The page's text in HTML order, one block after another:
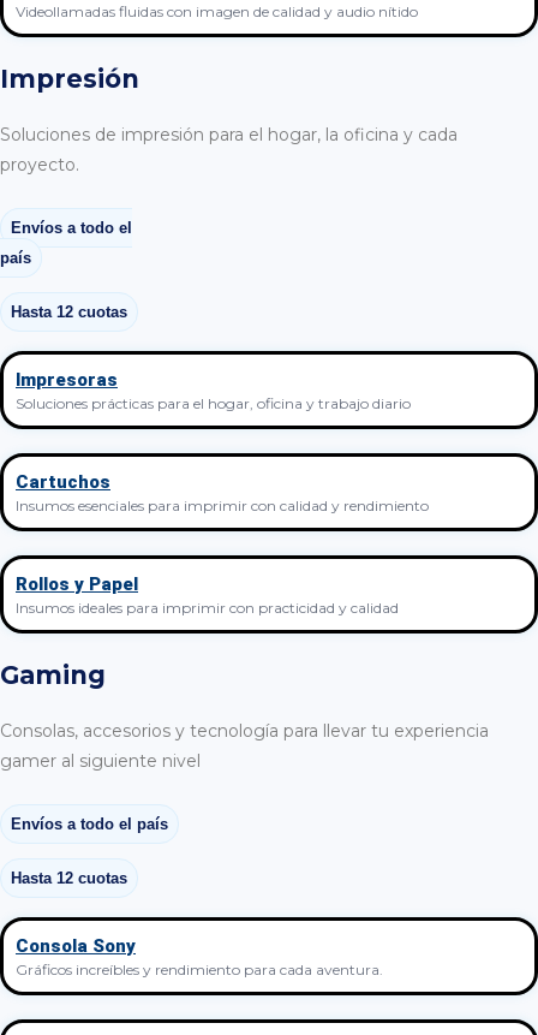
Videollamadas fluidas con imagen de calidad y audio nítido
Impresión
Soluciones de impresión para el hogar, la oficina y cada
proyecto.
Envíos a todo el
país
Hasta 12 cuotas
Impresoras
Soluciones prácticas para el hogar, oficina y trabajo diario
Cartuchos
Insumos esenciales para imprimir con calidad y rendimiento
Rollos y Papel
Insumos ideales para imprimir con practicidad y calidad
Gaming
Consolas, accesorios y tecnología para llevar tu experiencia
gamer al siguiente nivel
Envíos a todo el país
Hasta 12 cuotas
Consola Sony
Gráficos increíbles y rendimiento para cada aventura.